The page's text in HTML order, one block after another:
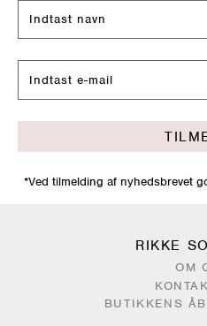
*Ved tilmelding af nyhedsbrevet
RIKKE
OM
BUTIKKENS